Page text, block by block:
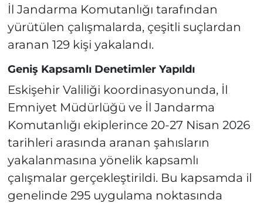
İl Jandarma Komutanlığı tarafından
yürütülen çalışmalarda, çeşitli suçlardan
aranan 129 kişi yakalandı.
Geniş Kapsamlı Denetimler Yapıldı
Eskişehir Valiliği koordinasyonunda, İl
Emniyet Müdürlüğü ve İl Jandarma
Komutanlığı ekiplerince 20-27 Nisan 2026
tarihleri arasında aranan şahısların
yakalanmasına yönelik kapsamlı
çalışmalar gerçekleştirildi. Bu kapsamda il
genelinde 295 uygulama noktasında